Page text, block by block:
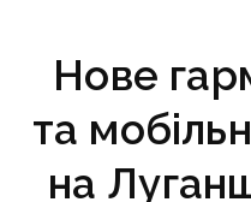
Нове
та
на